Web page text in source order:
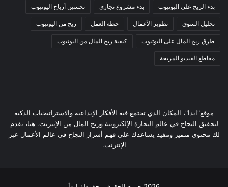
بدء الربح على اليوتيوب بدء مشروع تجاري تحسين أرباح اليوتيوب
تحليل السوق تطوير الأعمال خطة العمل ربح من اليوتيوب
طرق ربح المال على اليوتيوب كيفية ربح المال من اليوتيوب
مقاطع الفيديو المربحة
موقع"ابدا"، المكان الذي تجتمع فيه الأفكار الإبداعية والاستراتيجيات الذكية
لتحقيق النجاح في عالم التجارة الإلكترونية وربح المال من الإنترنت. هنا، نقدم
لك محتوى متميز ومفيد يساعدك على فهم أسرار النجاح في عالم الأعمال عبر
الإنترنت.